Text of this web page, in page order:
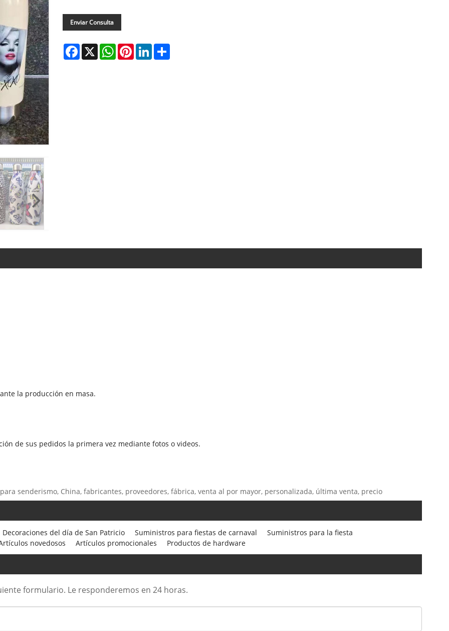
Enviar Consulta
Facebook
X WhatsApp
PinterestLinkedIn
la producción en masa.
de sus pedidos la primera vez mediante fotos o videos.
senderismo, China, fabricantes, proveedores, fábrica, venta al por mayor, personalizada, última venta, precio
Decoraciones del día de San Patricio Suministros para fiestas de carnaval
Suministros para la fiesta
novedosos
Artículos promocionales Productos de hardware
formulario. Le responderemos en 24 horas.